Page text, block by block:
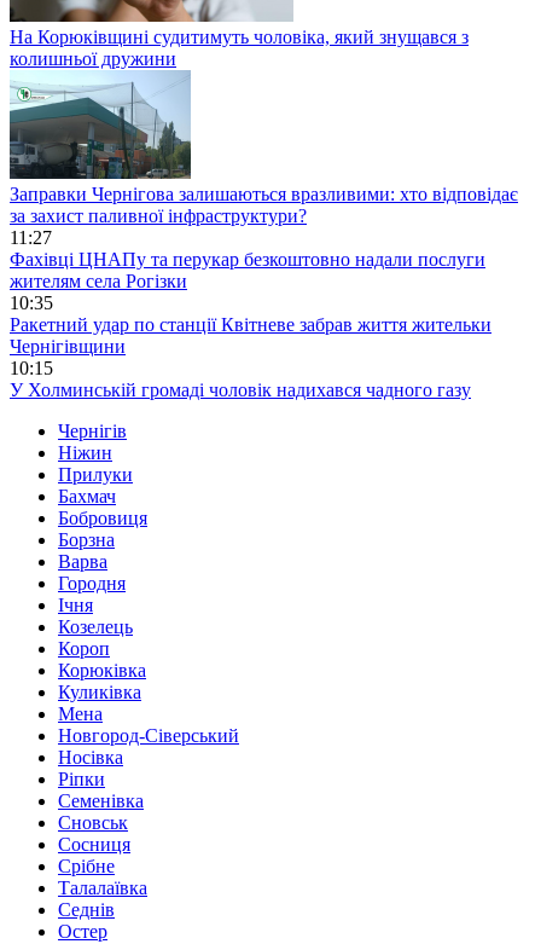
На Корюківщині судитимуть чоловіка, який знущався з
колишньої дружини
Заправки Чернігова залишаються вразливими: хто відповідає
за захист паливної інфраструктури?
11:27
Фахівці ЦНАПу та перукар безкоштовно надали послуги
жителям села Рогізки
10:35
Ракетний удар по станції Квітневе забрав життя жительки
Чернігівщини
10:15
У Холминській громаді чоловік надихався чадного газу
Чернігів
Ніжин
Прилуки
Бахмач
Бобровиця
Борзна
Варва
Городня
Ічня
Козелець
Короп
Корюківка
Куликівка
Мена
Новгород-Сіверський
Носівка
Ріпки
Семенівка
Сновськ
Сосниця
Срібне
Талалаївка
Седнів
Остер